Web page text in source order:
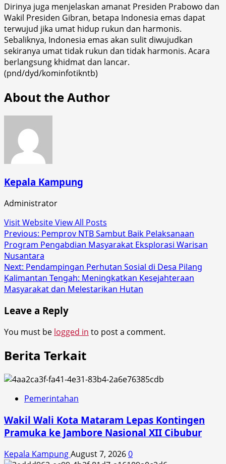
Dirinya juga menjelaskan amanat Presiden Prabowo dan
Wakil Presiden Gibran, betapa Indonesia emas dapat
terwujud jika umat hidup rukun dan harmonis.
Sebaliknya, Indonesia emas akan sulit diwujudkan
sekiranya umat tidak rukun dan tidak harmonis. Acara
berlangsung khidmat dan lancar.
(pnd/dyd/kominfotikntb)
About the Author
Kepala Kampung
Administrator
Visit WebsiteView All Posts
Post
navigation
Previous: Pemprov NTB Sambut Baik Pelaksanaan
Program Pengabdian Masyarakat Eksplorasi Warisan
Nusantara
Next: Pendampingan Perhutan Sosial di Desa Pilang
Kalimantan Tengah: Meningkatkan Kesejahteraan
Masyarakat dan Melestarikan Hutan
Leave a Reply
You must be logged in to post a comment.
Berita Terkait
Pemerintahan
Wakil Wali Kota Mataram Lepas Kontingen
Pramuka ke Jambore Nasional XII Cibubur
Kepala KampungAugust 7, 20260